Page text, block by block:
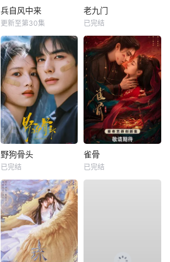
兵自风中来
更新至第30集
老九门
已完结
野狗骨头
已完结
雀骨
已完结